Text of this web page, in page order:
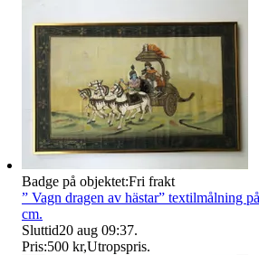
Badge på objektet:Fri frakt
” Vagn dragen av hästar” textilmålning
cm.
Sluttid20 aug 09:37.
Pris:500 kr,Utropspris.